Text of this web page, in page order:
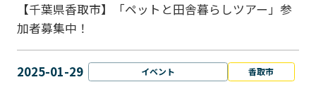
【千葉県香取市】「ペットと⽥舎暮らしツアー」参
加者募集中！
2025-01-29 イベント 香取市